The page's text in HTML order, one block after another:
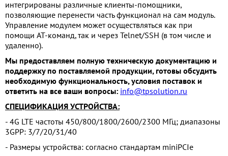
интегрированы различные клиенты-помощники,
позволяющие перенести частьфункционал на сам модуль.
Управление модулем может осуществляться как при
помощи AT-команд, так и через Telnet/SSH (в том числе и
удаленно).
Мы предоставляем полную техническую документацию и
поддержку по поставляемой продукции, готовы обсудить
необходимую функциональность, условия поставок и
ответить на все ваши вопросы: info@tpsolution.ru
СПЕЦИФИКАЦИЯ УСТРОЙСТВА:
- 4G LTE частоты 450/800/1800/2600/2300 МГц; диапазоны
3GPP: 3/7/20/31/40
- Размеры устройства: согласно стандартам miniPCIe